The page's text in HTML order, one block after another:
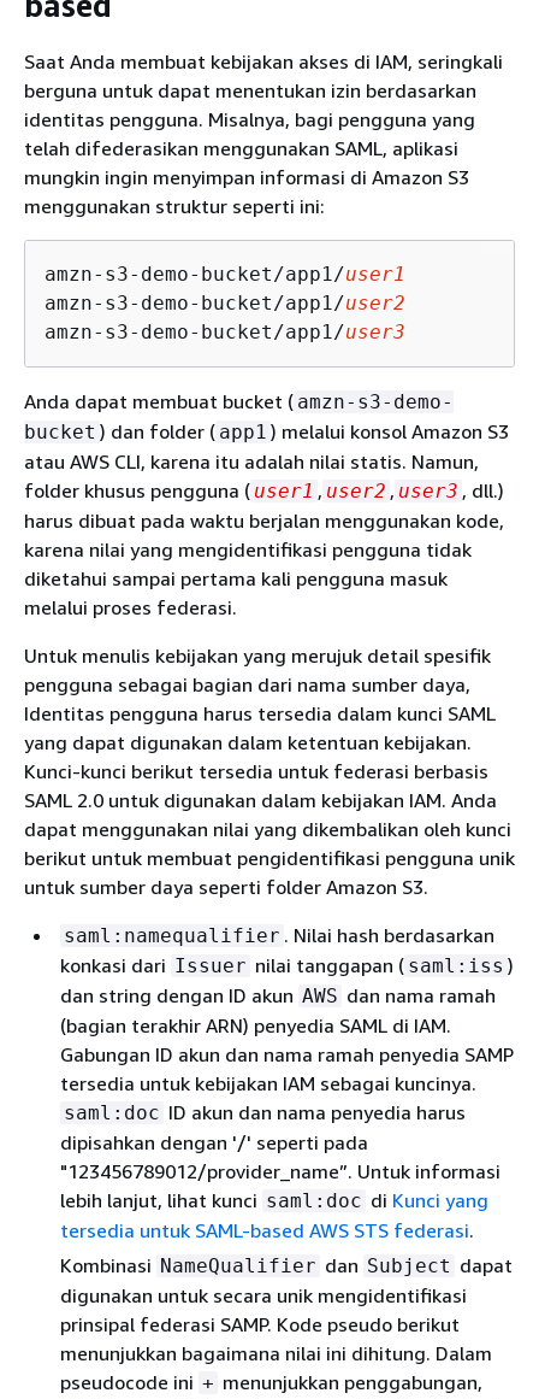
Saat Anda membuat kebijakan akses di IAM, seringkali
berguna untuk dapat menentukan izin berdasarkan
identitas pengguna. Misalnya, bagi pengguna yang
telah difederasikan menggunakan SAML, aplikasi
mungkin ingin menyimpan informasi di Amazon S3
menggunakan struktur seperti ini:
amzn-s3-demo-bucket/app1/user1
amzn-s3-demo-bucket/app1/user2
amzn-s3-demo-bucket/app1/user3
Anda dapat membuat bucket ( amzn-s3-demo-
bucket ) dan folder ( app1 ) melalui konsol Amazon S3
atau AWS CLI, karena itu adalah nilai statis. Namun,
folder khusus pengguna ( user1 , user2 , user3 , dll.)
harus dibuat pada waktu berjalan menggunakan kode,
karena nilai yang mengidentifikasi pengguna tidak
diketahui sampai pertama kali pengguna masuk
melalui proses federasi.
Untuk menulis kebijakan yang merujuk detail spesifik
pengguna sebagai bagian dari nama sumber daya,
Identitas pengguna harus tersedia dalam kunci SAML
yang dapat digunakan dalam ketentuan kebijakan.
Kunci-kunci berikut tersedia untuk federasi berbasis
SAML 2.0 untuk digunakan dalam kebijakan IAM. Anda
dapat menggunakan nilai yang dikembalikan oleh kunci
berikut untuk membuat pengidentifikasi pengguna unik
untuk sumber daya seperti folder Amazon S3.
saml:namequalifier . Nilai hash berdasarkan
konkasi dari Issuer nilai tanggapan ( saml:iss )
dan string dengan ID akun AWS dan nama ramah
(bagian terakhir ARN) penyedia SAML di IAM.
Gabungan ID akun dan nama ramah penyedia SAMP
tersedia untuk kebijakan IAM sebagai kuncinya.
saml:doc ID akun dan nama penyedia harus
dipisahkan dengan '/' seperti pada
"123456789012/provider_name”. Untuk informasi
lebih lanjut, lihat kunci saml:doc di Kunci yang
tersedia untuk SAML-based AWS STS federasi.
Kombinasi NameQualifier dan Subject dapat
digunakan untuk secara unik mengidentifikasi
prinsipal federasi SAMP. Kode pseudo berikut
menunjukkan bagaimana nilai ini dihitung. Dalam
pseudocode ini + menunjukkan penggabungan,